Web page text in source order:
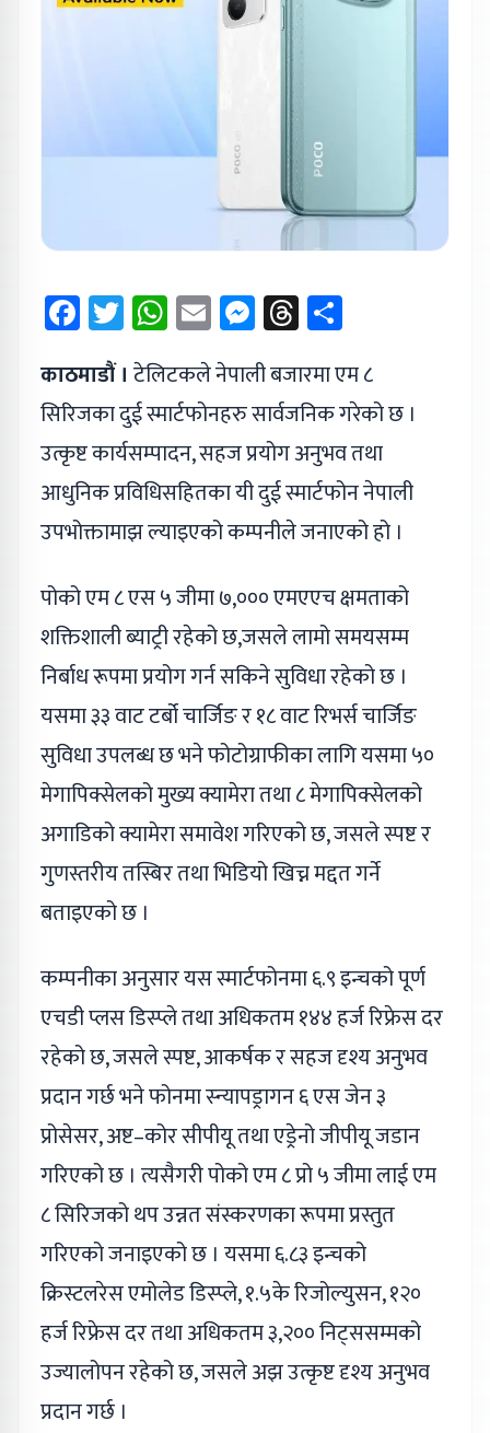
Facebook
Twitter
WhatsApp
EmailMessenger
Threads
काठमाडौं । टेलिटकले नेपाली बजारमा एम ८
सिरिजका दुई स्मार्टफोनहरु सार्वजनिक गरेको छ ।
उत्कृष्ट कार्यसम्पादन, सहज प्रयोग अनुभव तथा
आधुनिक प्रविधिसहितका यी दुई स्मार्टफोन नेपाली
उपभोक्तामाझ ल्याइएको कम्पनीले जनाएको हो ।
पोको एम ८ एस ५ जीमा ७,००० एमएएच क्षमताको
शक्तिशाली ब्याट्री रहेको छ,जसले लामो समयसम्म
निर्बाध रूपमा प्रयोग गर्न सकिने सुविधा रहेको छ ।
यसमा ३३ वाट टर्बो चार्जिङ र १८ वाट रिभर्स चार्जिङ
सुविधा उपलब्ध छ भने फोटोग्राफीका लागि यसमा ५०
मेगापिक्सेलको मुख्य क्यामेरा तथा ८ मेगापिक्सेलको
अगाडिको क्यामेरा समावेश गरिएको छ, जसले स्पष्ट र
गुणस्तरीय तस्बिर तथा भिडियो खिच्न मद्दत गर्ने
बताइएको छ ।
कम्पनीका अनुसार यस स्मार्टफोनमा ६.९ इन्चको पूर्ण
एचडी प्लस डिस्प्ले तथा अधिकतम १४४ हर्ज रिफ्रेस दर
रहेको छ, जसले स्पष्ट, आकर्षक र सहज दृश्य अनुभव
प्रदान गर्छ भने फोनमा स्न्यापड्रागन ६ एस जेन ३
प्रोसेसर, अष्ट–कोर सीपीयू तथा एड्रेनो जीपीयू जडान
गरिएको छ । त्यसैगरी पोको एम ८ प्रो ५ जीमा लाई एम
८ सिरिजको थप उन्नत संस्करणका रूपमा प्रस्तुत
गरिएको जनाइएको छ । यसमा ६.८३ इन्चको
क्रिस्टलरेस एमोलेड डिस्प्ले, १.५के रिजोल्युसन, १२०
हर्ज रिफ्रेस दर तथा अधिकतम ३,२०० निट्ससम्मको
उज्यालोपन रहेको छ, जसले अझ उत्कृष्ट दृश्य अनुभव
प्रदान गर्छ ।